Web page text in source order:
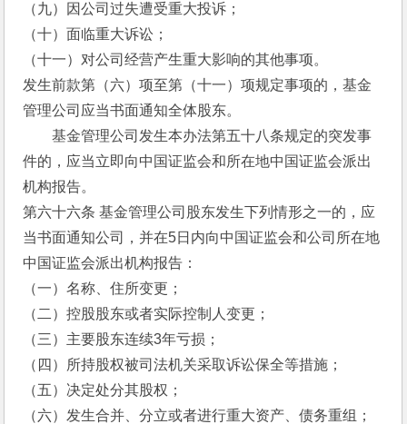
（九）因公司过失遭受重大投诉；
（十）面临重大诉讼；
（十一）对公司经营产生重大影响的其他事项。
发生前款第（六）项至第（十一）项规定事项的，基金
管理公司应当书面通知全体股东。
基金管理公司发生本办法第五十八条规定的突发事
件的，应当立即向中国证监会和所在地中国证监会派出
机构报告。
第六十六条 基金管理公司股东发生下列情形之一的，应
当书面通知公司，并在5日内向中国证监会和公司所在地
中国证监会派出机构报告：
（一）名称、住所变更；
（二）控股股东或者实际控制人变更；
（三）主要股东连续3年亏损；
（四）所持股权被司法机关采取诉讼保全等措施；
（五）决定处分其股权；
（六）发生合并、分立或者进行重大资产、债务重组；